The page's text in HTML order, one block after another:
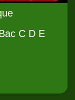
C D E